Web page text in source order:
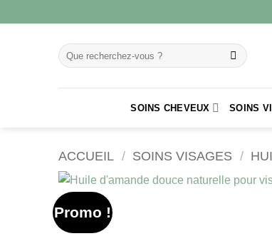
SOINS CHEVEUX SOINS
ACCUEIL / SOINS VISAGES /
Promo !